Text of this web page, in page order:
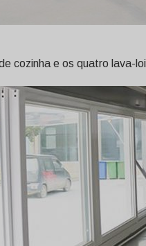
cozinha e os quatro lava-